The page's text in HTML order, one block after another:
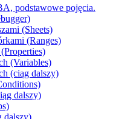
podstawowe pojęcia.
(Sheets)
(Ranges)
(Variables)
(ciąg dalszy)
dalszy)